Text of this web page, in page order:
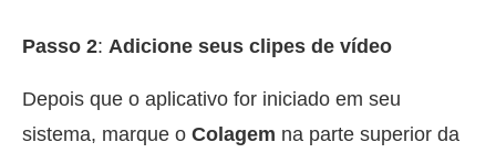
Passo 2: Adicione seus clipes de vídeo
Depois que o aplicativo for iniciado em seu
sistema, marque o Colagem na parte superior da